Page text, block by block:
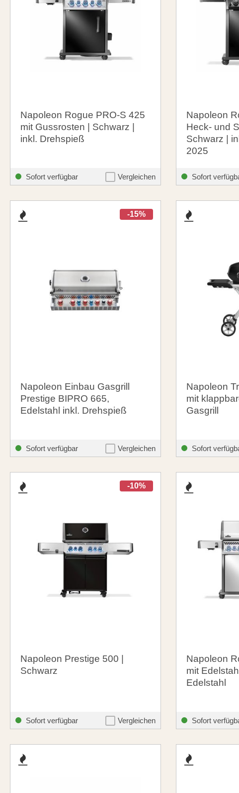
Napoleon Rogue PRO-S 425
mit Gussrosten | Schwarz |
inkl. Drehspieß
1.209,00 € santosgrills-theme.listing.formerPrice:
1.349,00 €
Sofort verfügbar Vergleichen
Napoleon
Heck- und
Schwarz |
2025
889,00 €
Sofort
-15%
Napoleon Einbau Gasgrill
Prestige BIPRO 665,
Edelstahl inkl. Drehspieß
3.298,00 € santosgrills-theme.listing.formerPrice:
3.899,00 €
Sofort verfügbar Vergleichen
Napoleon
mit
Gasgrill
348,00 €
Sofort
-10%
Napoleon Prestige 500 |
Schwarz
1.799,00 € santosgrills-theme.listing.formerPrice:
1.999,00 €
Sofort verfügbar Vergleichen
Napoleon
mit
Edelstahl
1.639,00
Sofort